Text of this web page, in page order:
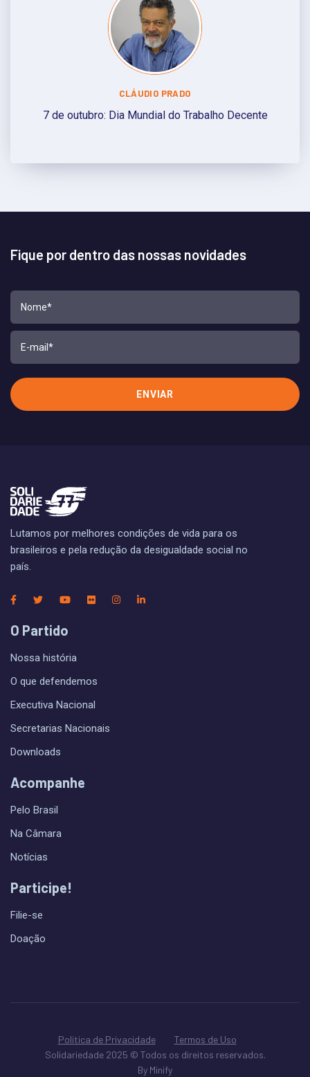
CLÁUDIO PRADO
7 de outubro: Dia Mundial do Trabalho Decente
Fique por dentro das nossas novidades
Lutamos por melhores condições de vida para os
brasileiros e pela redução da desigualdade social no
país.
O Partido
Nossa história
O que defendemos
Executiva Nacional
Secretarias Nacionais
Downloads
Acompanhe
Pelo Brasil
Na Câmara
Notícias
Participe!
Filie-se
Doação
Política de Privacidade
Termos de Uso
Solidariedade 2025 © Todos os direitos reservados.
By Minify